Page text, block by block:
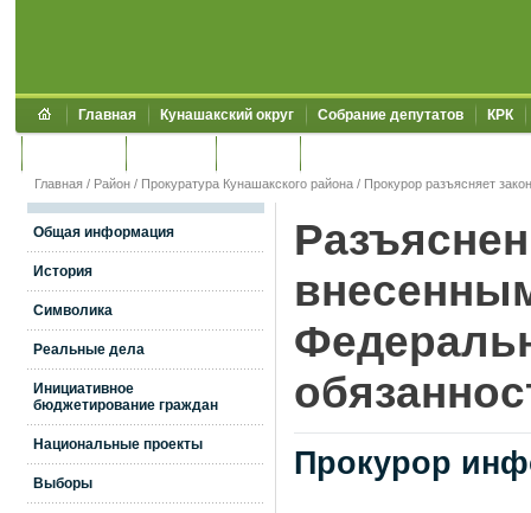
Главная Кунашакский округ Собрание депутатов КРК
Главная / Район / Прокуратура Кунашакского района / Прокурор разъясняет закон
Общая информация
История
Символика
Реальные дела
Инициативное
бюджетирование граждан
Национальные проекты
Выборы
Прокурор